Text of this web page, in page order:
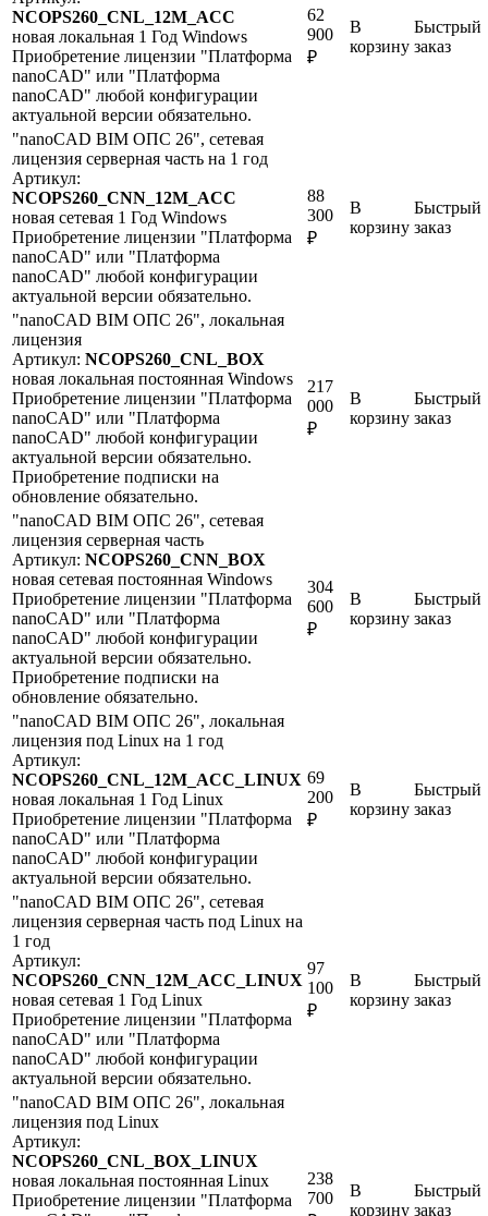
NCOPS260_CNL_12M_ACC
новая локальная 1 Год Windows
Приобретение лицензии "Платформа
nanoCAD" или "Платформа
nanoCAD" любой конфигурации
актуальной версии обязательно.
62
900
₽
В
корзину
Быстрый
заказ
"nanoCAD BIM ОПС 26", сетевая
лицензия серверная часть на 1 год
Артикул:
NCOPS260_CNN_12M_ACC
новая сетевая 1 Год Windows
Приобретение лицензии "Платформа
nanoCAD" или "Платформа
nanoCAD" любой конфигурации
актуальной версии обязательно.
88
300
₽
В
корзину
Быстрый
заказ
"nanoCAD BIM ОПС 26", локальная
лицензия
Артикул: NCOPS260_CNL_BOX
новая локальная постоянная Windows
Приобретение лицензии "Платформа
nanoCAD" или "Платформа
nanoCAD" любой конфигурации
актуальной версии обязательно.
Приобретение подписки на
обновление обязательно.
217
000
₽
В
корзину
Быстрый
заказ
"nanoCAD BIM ОПС 26", сетевая
лицензия серверная часть
Артикул: NCOPS260_CNN_BOX
новая сетевая постоянная Windows
Приобретение лицензии "Платформа
nanoCAD" или "Платформа
nanoCAD" любой конфигурации
актуальной версии обязательно.
Приобретение подписки на
обновление обязательно.
304
600
₽
В
корзину
Быстрый
заказ
"nanoCAD BIM ОПС 26", локальная
лицензия под Linux на 1 год
Артикул:
NCOPS260_CNL_12M_ACC_LINUX
новая локальная 1 Год Linux
Приобретение лицензии "Платформа
nanoCAD" или "Платформа
nanoCAD" любой конфигурации
актуальной версии обязательно.
69
200
₽
В
корзину
Быстрый
заказ
"nanoCAD BIM ОПС 26", сетевая
лицензия серверная часть под Linux на
1 год
Артикул:
NCOPS260_CNN_12M_ACC_LINUX
новая сетевая 1 Год Linux
Приобретение лицензии "Платформа
nanoCAD" или "Платформа
nanoCAD" любой конфигурации
актуальной версии обязательно.
97
100
₽
В
корзину
Быстрый
заказ
"nanoCAD BIM ОПС 26", локальная
лицензия под Linux
Артикул:
NCOPS260_CNL_BOX_LINUX
новая локальная постоянная Linux
Приобретение лицензии "Платформа
238
700
В
корзину
Быстрый
заказ